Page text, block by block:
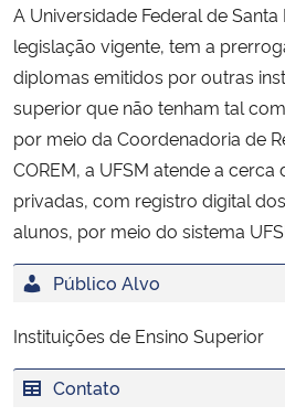
Ministério de Minas e Energia
Ministério da Ciência, Tecnologia,
Ministério do Meio Ambiente
Ministério do Turismo
Ministério do Desenvolvimento Regional
A Universidade Federal de
legislação vigente, tem a
diplomas emitidos por outras
superior que não tenham tal
por meio da Coordenadoria de
COREM, a UFSM atende a cerca
privadas, com registro digital
alunos, por meio do sistema
Público Alvo
Instituições de Ensino Superior
Contato